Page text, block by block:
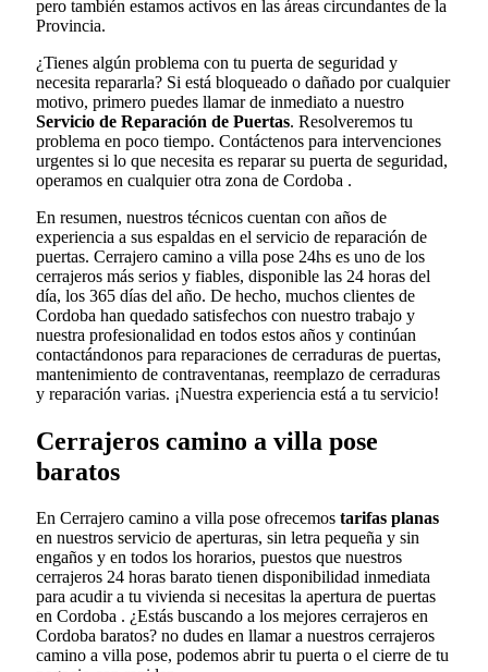
pero también estamos activos en las áreas circundantes de la
Provincia.
¿Tienes algún problema con tu puerta de seguridad y
necesita repararla? Si está bloqueado o dañado por cualquier
motivo, primero puedes llamar de inmediato a nuestro
Servicio de Reparación de Puertas. Resolveremos tu
problema en poco tiempo. Contáctenos para intervenciones
urgentes si lo que necesita es reparar su puerta de seguridad,
operamos en cualquier otra zona de Cordoba .
En resumen, nuestros técnicos cuentan con años de
experiencia a sus espaldas en el servicio de reparación de
puertas. Cerrajero camino a villa pose 24hs es uno de los
cerrajeros más serios y fiables, disponible las 24 horas del
día, los 365 días del año. De hecho, muchos clientes de
Cordoba han quedado satisfechos con nuestro trabajo y
nuestra profesionalidad en todos estos años y continúan
contactándonos para reparaciones de cerraduras de puertas,
mantenimiento de contraventanas, reemplazo de cerraduras
y reparación varias. ¡Nuestra experiencia está a tu servicio!
Cerrajeros camino a villa pose
baratos
En Cerrajero camino a villa pose ofrecemos tarifas planas
en nuestros servicio de aperturas, sin letra pequeña y sin
engaños y en todos los horarios, puestos que nuestros
cerrajeros 24 horas barato tienen disponibilidad inmediata
para acudir a tu vivienda si necesitas la apertura de puertas
en Cordoba . ¿Estás buscando a los mejores cerrajeros en
Cordoba baratos? no dudes en llamar a nuestros cerrajeros
camino a villa pose, podemos abrir tu puerta o el cierre de tu